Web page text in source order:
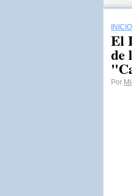
INICIO
El
de
Por